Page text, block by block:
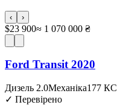
‹ ›
$23 900≈ 1 070 000 ₴
Ford Transit 2020
Дизель 2.0Механіка177 КС
✓ Перевірено